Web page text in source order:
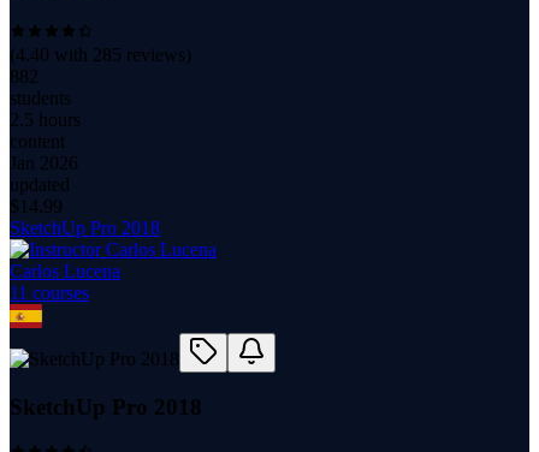
(4.40 with 285 reviews)
882
students
2.5 hours
content
Jan 2026
updated
$ 14.99
SketchUp Pro 2018
Carlos Lucena
11 courses
SketchUp Pro 2018